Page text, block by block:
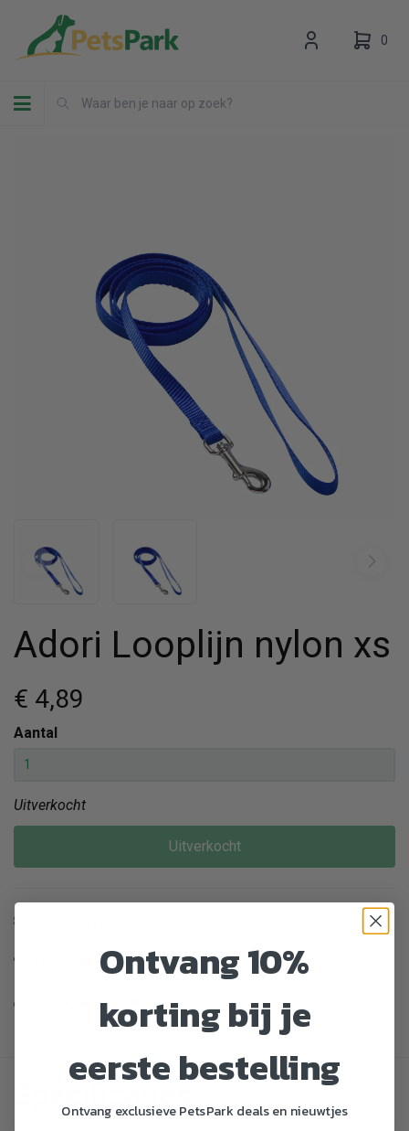
Toggle navigation
0
Vul hem met producten.
Adori Looplijn nylon xs
€ 4,89
Aantal
Uitverkocht
Uitverkocht
Gratis Verzending vanaf € 39,-
Veilig en gemakkelijk betalen
Ontvang 10%
korting bij je
eerste bestelling
Ontvang exclusieve PetsPark deals en nieuwtjes